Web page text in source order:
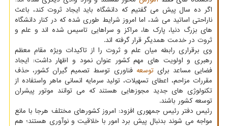
اگر ده سال پیش می گفتیم که دانشگاه باید ایجاد ثروت کند، باعث
ناراحتی اساتید می شد، اما امروز شرایط طوری شده که در کنار دانشگاه
های بزرگ دنیا، پارک ها، مراکز و سراهایی تاسیس شده اند و علم و
ثروت در خدمت همدیگر قرار گرفته اند.
وی برقراری رابطه میان علم و ثروت را از تاکیدات ویژه مقام معظم
رهبری و اولویت های مهم کشور عنوان نمود و اظهار داشت: ایجاد
فضایی مساعد برایتوسعه فناوری توسط تصمیم گیران کشور، حذف
مقررات مزاحم، اعطای تسهیلات، تولید سرمایه انسانی ماهر واستفاده از
تکنولوژی های جدید مجوزهایی هستند که می توانند موتور پیشران
توسعه کشور باشند.
رئیس دفتر رئیس جمهوری افزود: امروز کشورهای مختلف هرجا با مانع
مواجه می شوند بدنبال پیش برد امور با خلاقیت و نوآوری هستند؛ هم